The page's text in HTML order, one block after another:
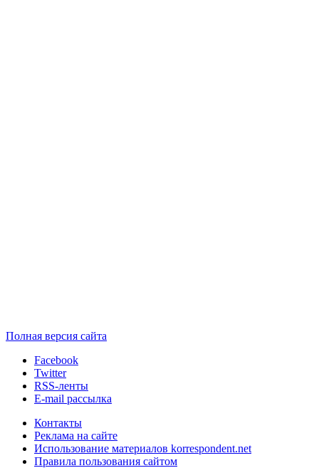
Полная версия сайта
Facebook
Twitter
RSS-ленты
E-mail рассылка
Контакты
Реклама на сайте
Использование материалов korrespondent.net
Правила пользования сайтом